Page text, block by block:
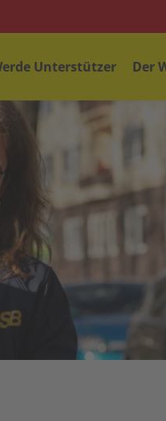
Unterstützer Der